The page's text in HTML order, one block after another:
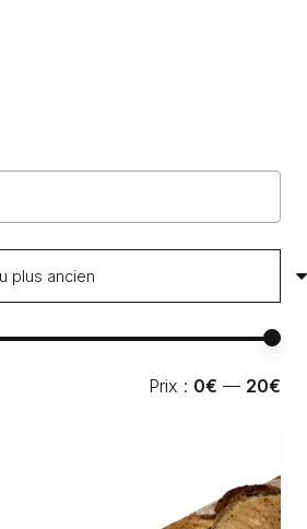
Prix : 0€ — 20€